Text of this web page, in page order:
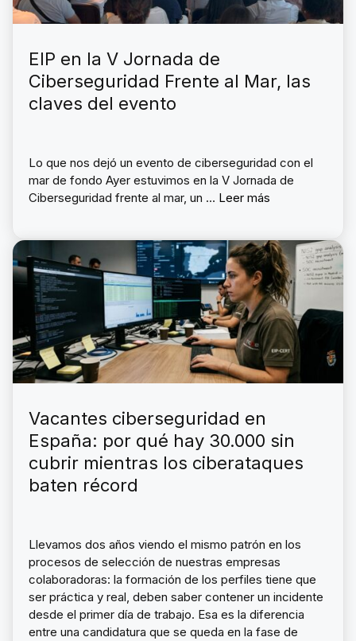
EIP en la V Jornada de
Ciberseguridad Frente al Mar, las
claves del evento
Lo que nos dejó un evento de ciberseguridad con el
mar de fondo Ayer estuvimos en la V Jornada de
Ciberseguridad frente al mar, un … Leer más
Vacantes ciberseguridad en
España: por qué hay 30.000 sin
cubrir mientras los ciberataques
baten récord
Llevamos dos años viendo el mismo patrón en los
procesos de selección de nuestras empresas
colaboradoras: la formación de los perfiles tiene que
ser práctica y real, deben saber contener un incidente
desde el primer día de trabajo. Esa es la diferencia
entre una candidatura que se queda en la fase de